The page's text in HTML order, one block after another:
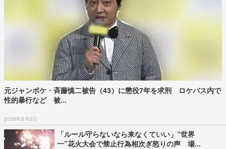
元ジャンポケ・斉藤慎二被告（43）に懲役7年を求刑 ロケバス内で
性的暴行など 被...
2026年8月5日
「ルール守らないなら来なくていい」“世界
一”花火大会で禁止行為相次ぎ怒りの声 場...